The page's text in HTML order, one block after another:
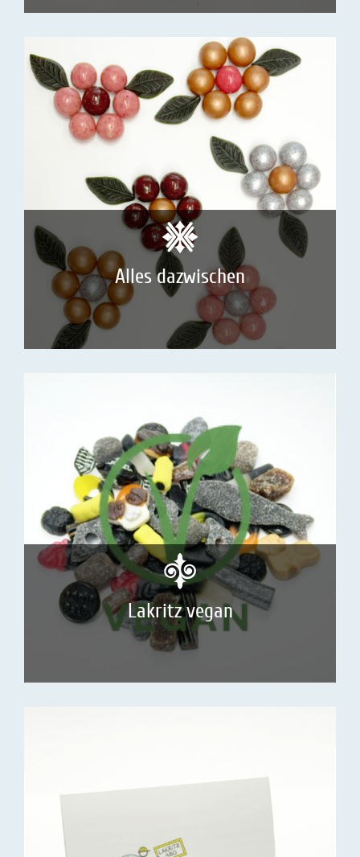
Alles dazwischen
Lakritz vegan